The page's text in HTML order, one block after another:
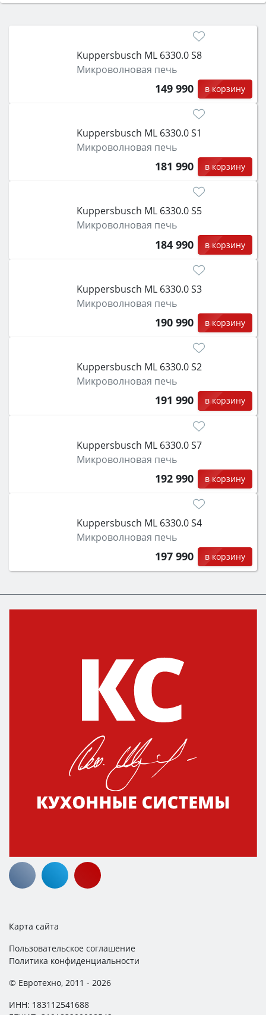
Сначала определитесь с типом (газовый или
затем смотрите на объём 50–70 л для семьи,
функции (конвекция, гриль, самоочистка,
защита от детей).
Kuppersbusch ML 6330.0 S8
Микроволновая печь
149 990 в корзину
Kuppersbusch ML 6330.0 S1
Микроволновая печь
181 990 в корзину
Kuppersbusch ML 6330.0 S5
Микроволновая печь
184 990 в корзину
Kuppersbusch ML 6330.0 S3
Микроволновая печь
190 990 в корзину
Kuppersbusch ML 6330.0 S2
Микроволновая печь
191 990 в корзину
Kuppersbusch ML 6330.0 S7
Микроволновая печь
192 990 в корзину
Kuppersbusch ML 6330.0 S4
Микроволновая печь
197 990 в корзину
Карта сайта
Пользовательское соглашение
Политика конфиденциальности
© Евротехно, 2011 - 2026
ИНН: 183112541688